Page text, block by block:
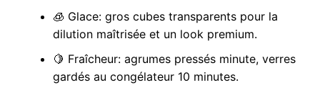
🧊 Glace: gros cubes transparents pour la
dilution maîtrisée et un look premium.
🍋 Fraîcheur: agrumes pressés minute, verres
gardés au congélateur 10 minutes.